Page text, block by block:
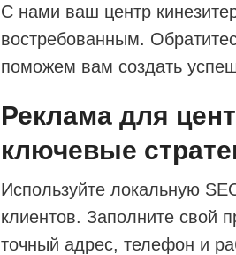
С нами ваш центр
востребованным.
поможем вам создать
Реклама для
ключевые
Используйте локальную
клиентов. Заполните свой
точный адрес, телефон и